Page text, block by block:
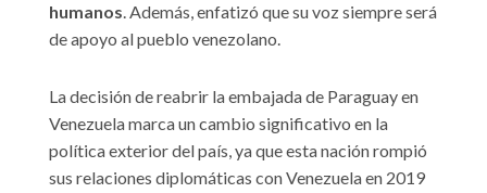
humanos. Además, enfatizó que su voz siempre será
de apoyo al pueblo venezolano.
La decisión de reabrir la embajada de Paraguay en
Venezuela marca un cambio significativo en la
política exterior del país, ya que esta nación rompió
sus relaciones diplomáticas con Venezuela en 2019